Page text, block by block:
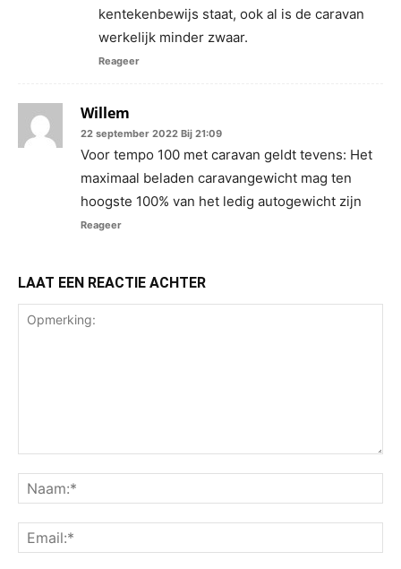
kentekenbewijs staat, ook al is de caravan
werkelijk minder zwaar.
Reageer
Willem
22 september 2022 Bij 21:09
Voor tempo 100 met caravan geldt tevens: Het
maximaal beladen caravangewicht mag ten
hoogste 100% van het ledig autogewicht zijn
Reageer
LAAT EEN REACTIE ACHTER